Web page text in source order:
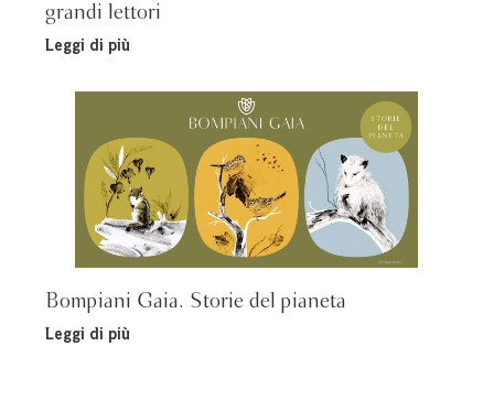
grandi lettori
Leggi di più
Bompiani Gaia. Storie del pianeta
Leggi di più